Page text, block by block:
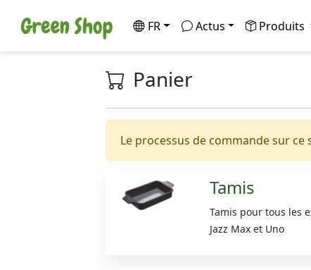
FR Actus Produits
Panier
Le processus de commande sur
Tamis
Tamis pour tous les
Jazz Max et Uno